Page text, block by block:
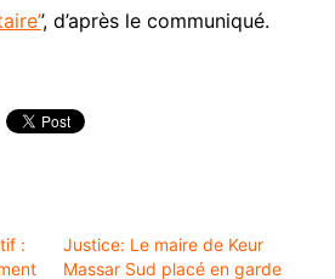
’, d’après le communiqué.
:
Justice: Le maire de Keur
Massar Sud placé en garde